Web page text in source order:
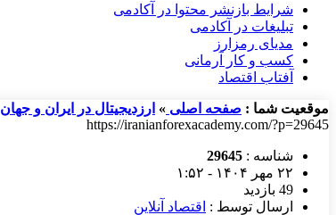
شرایط بازنشر محتوا در آکادمی
تبلیغات در آکادمی
مدیای رمزارز
کسب و کار آرمانی
آفتاب اقتصاد
موقعیت شما : صفحه اصلی » ارزدیجیتال در ایران و جهان
https://iranianforexacademy.com/?p=29645
شناسه : 29645
۲۲ مهر ۱۴۰۴ - ۱:۵۲
49 بازدید
ارسال توسط : اقتصاد آنلاین